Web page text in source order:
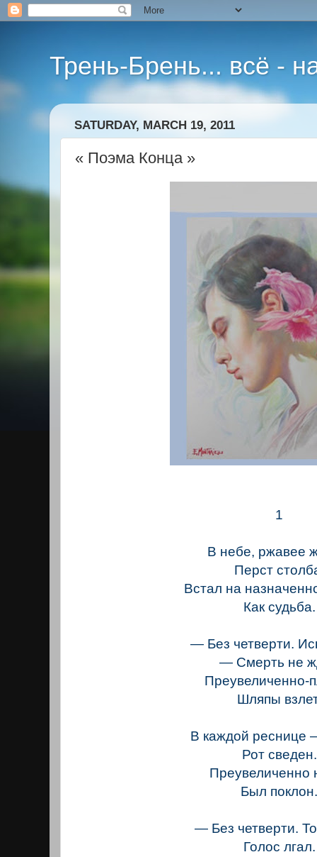
Трень-Брень... всё -
SATURDAY, MARCH 19, 2011
« Поэма Конца »
1
В небе, ржавее
Перст
Встал на
Как судьба.
— Без четверти.
— Смерть не
Преувеличенно-
Шляпы
В каждой реснице
Рот сведен.
Преувеличенно
Был
— Без четверти.
Голос лгал.